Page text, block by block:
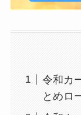
令和カ
とめロ